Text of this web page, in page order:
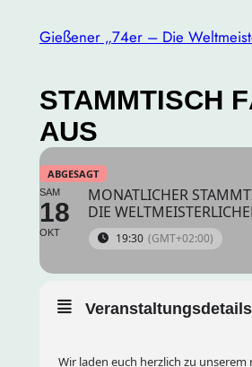
Gießener „74er – Die
STAMMTISCH
AUS
ABGESAGT
SAM
18
OKT
MONATLICHER
DIE
19:30 (GMT+02:00)
Veranstaltungsdetails
Wir laden euch herzlich zu unserem